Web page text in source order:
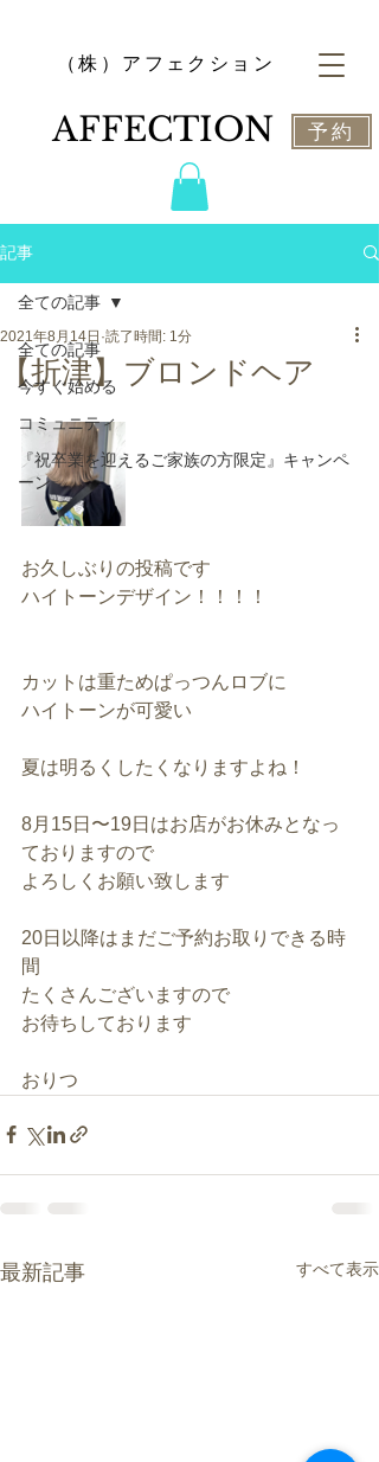
​（株）アフェクション
​AFFECTION 予約
記事
全ての記事
今すぐ始める
コミュニティ
『祝卒業を迎えるご家族の方限定』キャンペ
ーン
全ての記事
【折津】ブロンドヘア
2021年8月14日 読了時間: 1分
お久しぶりの投稿です
ハイトーンデザイン！！！！
カットは重ためぱっつんロブに
ハイトーンが可愛い
夏は明るくしたくなりますよね！
8月15日〜19日はお店がお休みとなっ
ておりますので
よろしくお願い致します
20日以降はまだご予約お取りできる時
間
たくさんございますので
お待ちしております
おりつ
最新記事 すべて表示